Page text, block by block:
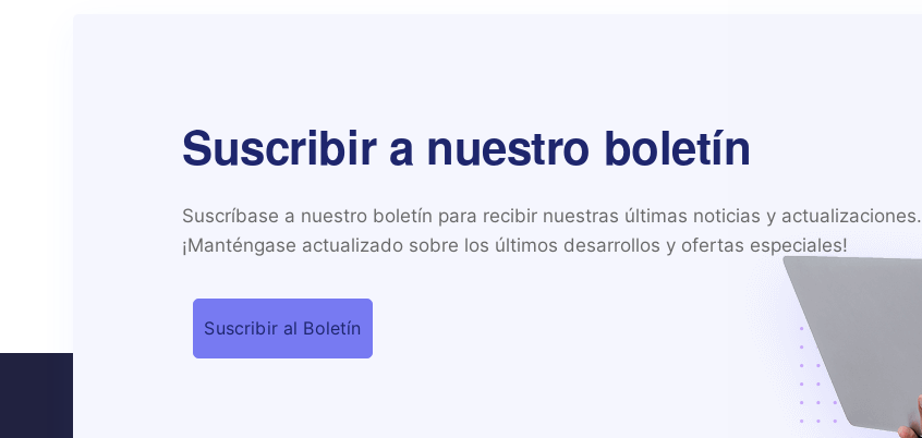
Suscribir a nuestro boletín
Suscríbase a nuestro boletín para recibir nuestras últimas noticias y actualizaciones.
¡Manténgase actualizado sobre los últimos desarrollos y ofertas especiales!